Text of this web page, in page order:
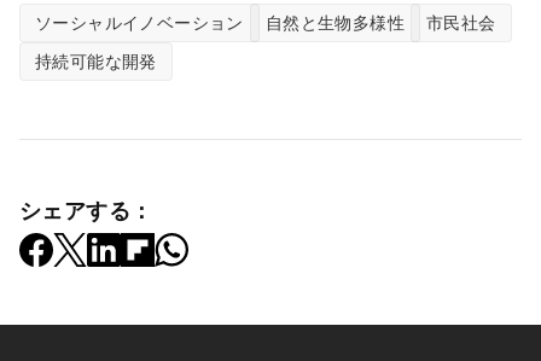
ソーシャルイノベーション 自然と生物多様性
市民社会
持続可能な開発
シェアする：